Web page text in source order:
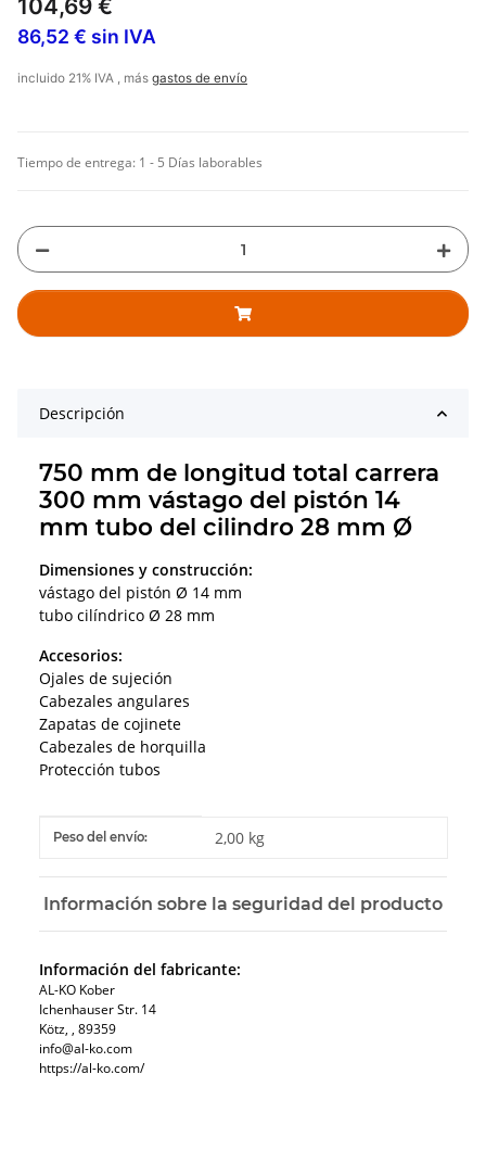
104,69 €
86,52 € sin IVA
incluido 21% IVA , más gastos de envío
Tiempo de entrega: 1 - 5 Días laborables
Descripción
750 mm de longitud total carrera
300 mm vástago del pistón 14
mm tubo del cilindro 28 mm Ø
Dimensiones y construcción:
vástago del pistón Ø 14 mm
tubo cilíndrico Ø 28 mm
Accesorios:
Ojales de sujeción
Cabezales angulares
Zapatas de cojinete
Cabezales de horquilla
Protección tubos
#productDetails.itemInformation#
#productDetails.itemValue#
Peso del envío: 2,00 kg
Información sobre la seguridad del producto
Información del fabricante:
AL-KO Kober
Ichenhauser Str. 14
Kötz, , 89359
info@al-ko.com
https://al-ko.com/